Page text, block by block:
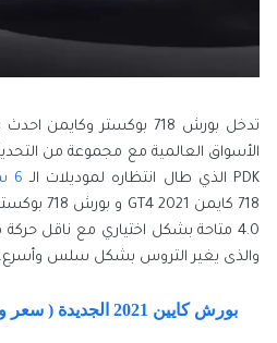
الأسواق العالمية مع مجموعة من
PDK الذي طال انتظاره لموديلات الـ
6 سلندر
4.0 متاحة بشكل اختياري مع ناقل
والذى يغير التروس بشكل سلس وأسرع.
بورش كايين 2021 الجديدة ( سعر ومواصفات وصور وفئات)